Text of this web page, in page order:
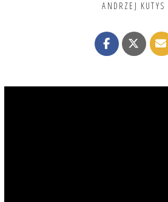
ANDRZEJ KUTYS